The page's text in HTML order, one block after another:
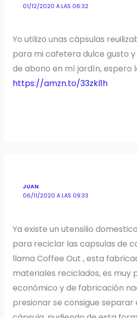
01/12/2020 A LAS 06:32
Yo utilizo unas cápsulas
para mi cafetera dulce gusto y
de abono en mí jardín, espero
https://amzn.to/33zkI1h
JUAN
06/11/2020 A LAS 09:33
Ya existe un utensilio
para reciclar las capsulas de
llama Coffee Out , esta
materiales reciclados, es muy
económico y de fabricación
presionar se consigue separar